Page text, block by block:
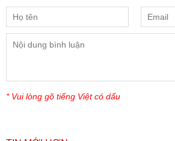
* Vui lòng gõ tiếng Việt có dấu